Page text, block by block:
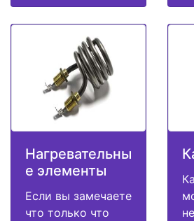
Нагревательны
е элементы
Если вы замечаете
что только что